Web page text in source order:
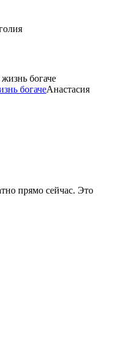
богачеАнастасия
прямо сейчас. Это